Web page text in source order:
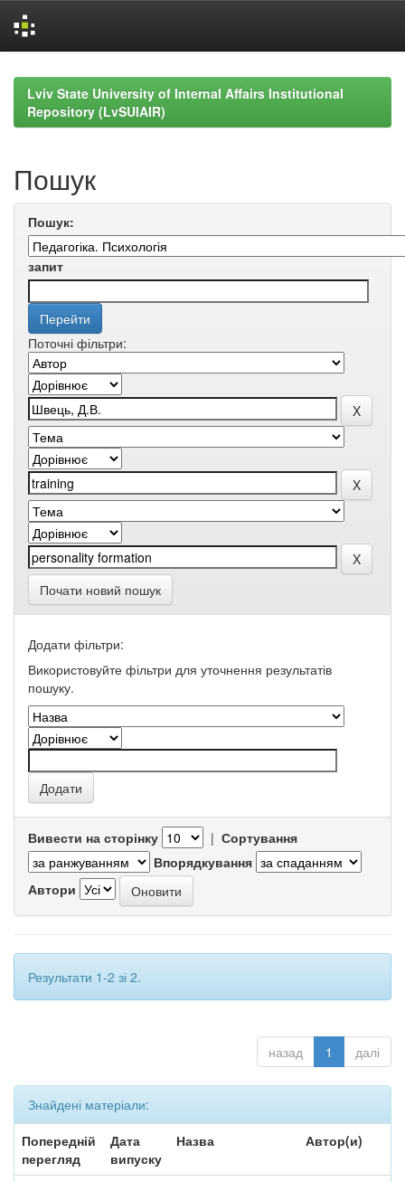
navigationLviv State University of Internal Affairs Institutional
Repository (LvSUIAIR)
Пошук
Пошук:
запит
Поточні фільтри:
Почати новий пошук
Додати фільтри:
Використовуйте фільтри для уточнення результатів
пошуку.
Вивести на сторінку | Сортування
Впорядкування
Автори
Результати 1-2 зі 2.
назад 1 далі
Знайдені матеріали:
Попередній
перегляд
Дата
випуску
Назва Автор(и)